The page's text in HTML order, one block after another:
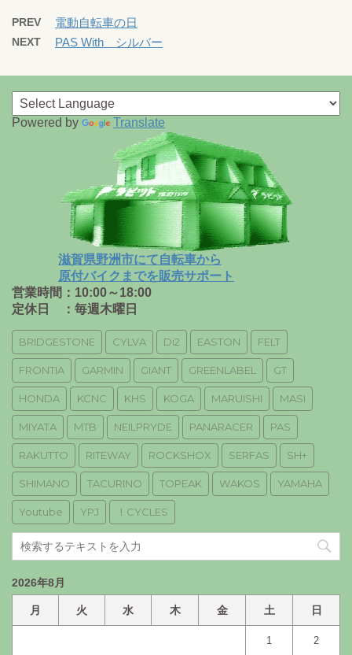
PREV 電動自転車の日
NEXT PAS With シルバー
Powered by Translate
滋賀県野洲市にて自転車から
原付バイクまでを販売サポート
営業時間：10:00～18:00
定休日 ：毎週木曜日
BRIDGESTONE CYLVA Di2 EASTON FELT
FRONTIA GARMIN GIANT GREENLABEL GT
HONDA KCNC KHS KOGA MARUISHI MASI
MIYATA MTB NEILPRYDE PANARACER PAS
RAKUTTO RITEWAY ROCKSHOX SERFAS SH+
SHIMANO TACURINO TOPEAK WAKOS YAMAHA
Youtube YPJ ！CYCLES
2026年8月
月 火 水 木 金 土 日
1 2